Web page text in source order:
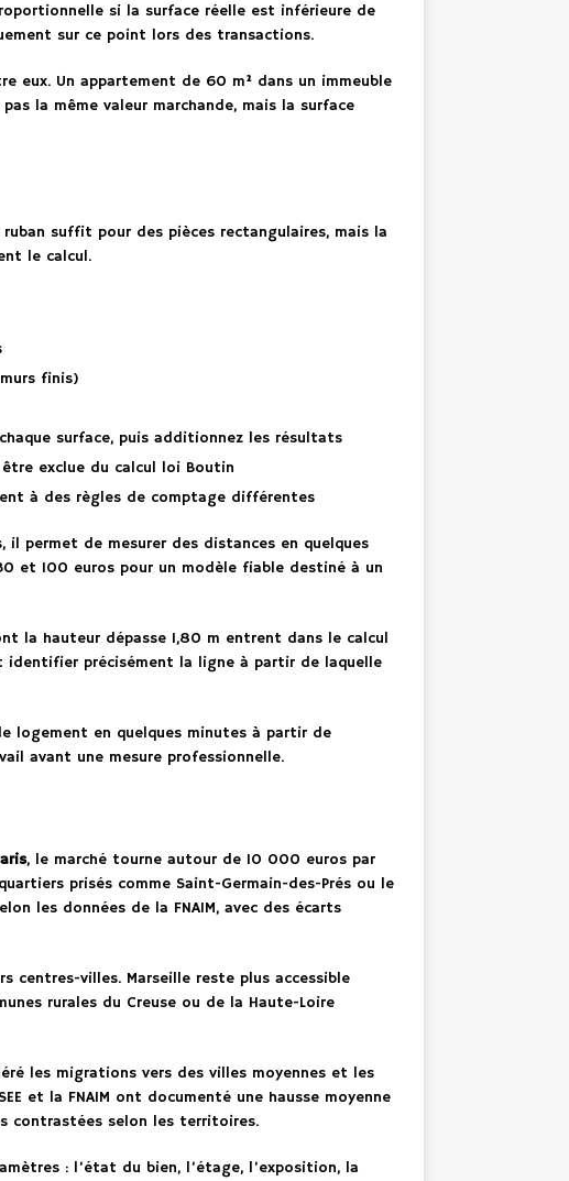
si la surface réelle est inférieure de
sur ce point lors des transactions.
eux. Un appartement de 60 m² dans un immeuble
la même valeur marchande, mais la surface
suffit pour des pièces rectangulaires, mais la
le calcul.
finis)
surface, puis additionnez les résultats
exclue du calcul loi Boutin
à des règles de comptage différentes
permet de mesurer des distances en quelques
et 100 euros pour un modèle fiable destiné à un
la hauteur dépasse 1,80 m entrent dans le calcul
précisément la ligne à partir de laquelle
logement en quelques minutes à partir de
avant une mesure professionnelle.
, le marché tourne autour de 10 000 euros par
prisés comme Saint-Germain-des-Prés ou le
les données de la FNAIM, avec des écarts
villes. Marseille reste plus accessible
rurales du Creuse ou de la Haute-Loire
les migrations vers des villes moyennes et les
et la FNAIM ont documenté une hausse moyenne
contrastées selon les territoires.
: l’état du bien, l’étage, l’exposition, la